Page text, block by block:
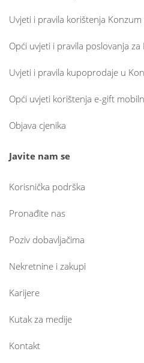
Uvjeti i pravila korištenja
Opći uvjeti i pravila poslovanja
Uvjeti i pravila kupoprodaje u
Opći uvjeti korištenja e-gift
Objava cjenika
Javite nam se
Korisnička podrška
Pronađite nas
Poziv dobavljačima
Nekretnine i zakupi
Karijere
Kutak za medije
Kontakt